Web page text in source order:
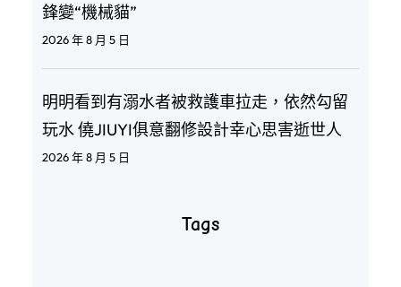
鋒變“機械貓”
2026 年 8 月 5 日
明明看到有溺水者被救護車拉走，依然勾留
玩水 僥JIUYI俱意翻修設計幸心思害逝世人
2026 年 8 月 5 日
Tags